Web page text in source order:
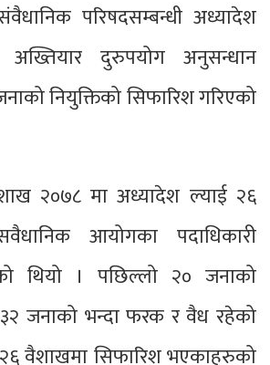
संवैधानिक परिषदसम्बन्धी अध्यादेश
दुरुपयोग अनुसन्धान
नियुक्तिको सिफारिश गरिएको
२०७८ मा अध्यादेश ल्याई २६
आयोगका पदाधिकारी
थियो । पछिल्लो २० जनाको
जनाको भन्दा फरक र वैध रहेको
वैशाखमा सिफारिश भएकाहरुको